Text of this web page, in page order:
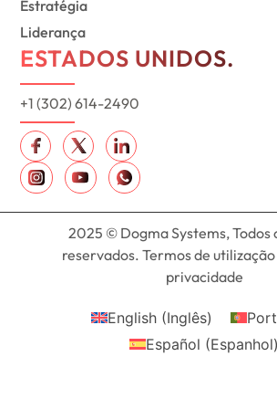
Estratégia
Liderança
ESTADOS UNIDOS.
+1 (302) 614-2490
2025 © Dogma Systems, Todos
reservados. Termos de
privacidade
English(Inglês)
Español (Espanhol)